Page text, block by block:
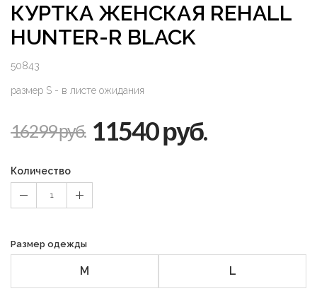
КУРТКА ЖЕНСКАЯ REHALL
HUNTER-R BLACK
50843
размер S - в листе ожидания
16299 руб. 11540 руб.
Количество
1
Размер одежды
M L